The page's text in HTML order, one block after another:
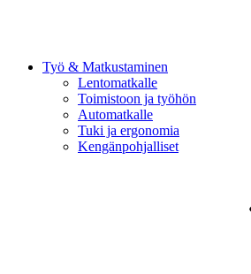
Työ & Matkustaminen
Lentomatkalle
Toimistoon ja työhön
Automatkalle
Tuki ja ergonomia
Kengänpohjalliset